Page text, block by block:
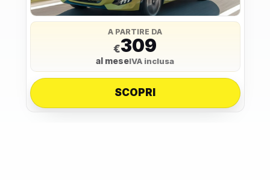
A PARTIRE DA
€309
al meseIVA inclusa
SCOPRI